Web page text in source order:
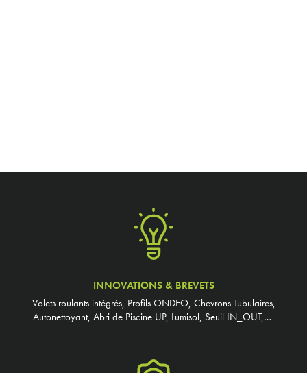
INNOVATIONS & BREVETS
Volets roulants intégrés, Profils ONDEO, Chevrons Tubulaires,
Autonettoyant, Abri de Piscine UP, Lumisol, Seuil IN_OUT,…